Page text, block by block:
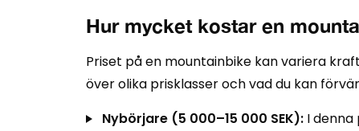
Hur mycket kostar en
Priset på en mountainbike kan variera
över olika prisklasser och vad du kan
Nybörjare (5 000–15 000 SEK): I